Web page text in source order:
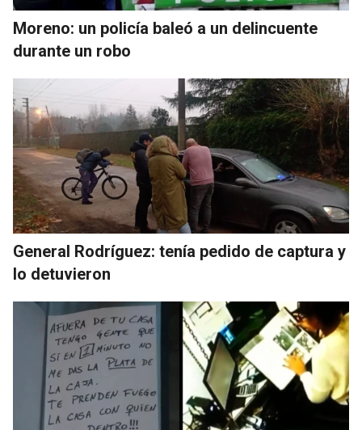
Moreno: un policía baleó a un delincuente
durante un robo
General Rodríguez: tenía pedido de captura y
lo detuvieron